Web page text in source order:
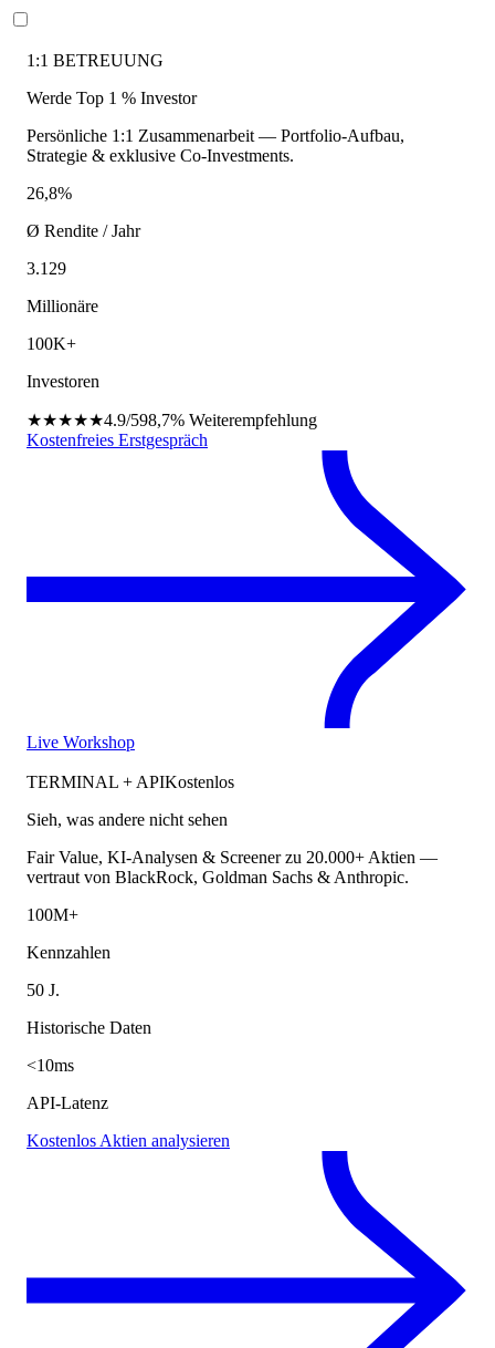
1:1 BETREUUNG
Werde Top 1 % Investor
Persönliche 1:1 Zusammenarbeit — Portfolio-Aufbau,
Strategie & exklusive Co-Investments.
26,8%
Ø Rendite / Jahr
3.129
Millionäre
100K+
Investoren
★★★★★4.9/598,7% Weiterempfehlung
Kostenfreies Erstgespräch
Live Workshop
TERMINAL + APIKostenlos
Sieh, was andere nicht sehen
Fair Value, KI-Analysen & Screener zu 20.000+ Aktien —
vertraut von BlackRock, Goldman Sachs & Anthropic.
100M+
Kennzahlen
50 J.
Historische Daten
<10ms
API-Latenz
Kostenlos Aktien analysieren